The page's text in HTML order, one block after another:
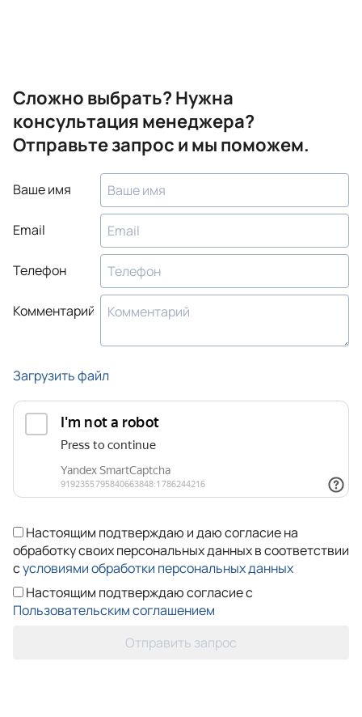
Сложно выбрать? Нужна
консультация менеджера?
Отправьте запрос и мы поможем.
Ваше имя
Email
Телефон
Комментарий
Загрузить файл
Настоящим подтверждаю и даю согласие на
обработку своих персональных данных в соответствии
сусловиями обработки персональных данных
Настоящим подтверждаю согласие с
Пользовательским соглашением
Отправить запрос